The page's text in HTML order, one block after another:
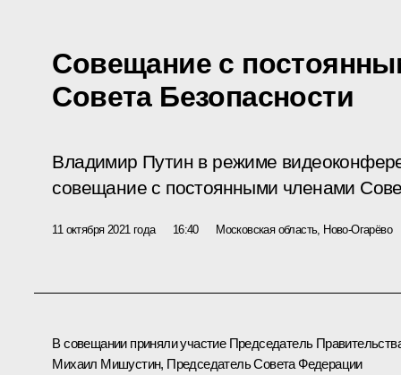
Совещание с
Совета Безопасности
Владимир Путин в режиме
совещание с постоянными членами
11 октября 2021 года 16:40 Московская область, Ново-Огарёво
В совещании приняли участие Председатель
Михаил Мишустин, Председатель Совета Федерации